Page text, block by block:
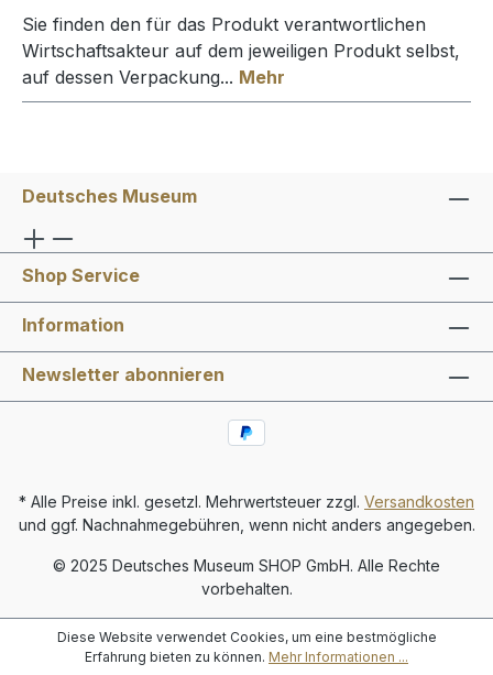
Sie finden den für das Produkt verantwortlichen
Wirtschaftsakteur auf dem jeweiligen Produkt selbst,
auf dessen Verpackung... Mehr
Deutsches Museum
Shop Service
Information
Newsletter abonnieren
* Alle Preise inkl. gesetzl. Mehrwertsteuer zzgl. Versandkosten
und ggf. Nachnahmegebühren, wenn nicht anders angegeben.
© 2025 Deutsches Museum SHOP GmbH. Alle Rechte
vorbehalten.
Diese Website verwendet Cookies, um eine bestmögliche
Erfahrung bieten zu können. Mehr Informationen ...